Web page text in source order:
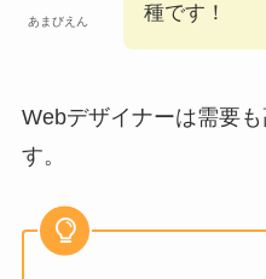
あまびえん
種です！
Webデザイナーは需要
す。